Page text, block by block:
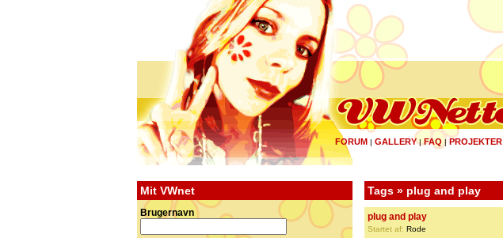
FORUM | GALLERY|FAQ | PROJEKTER
Mit VWnet
Brugernavn
Tags » plug and play
plug and play
Startet af: Rode